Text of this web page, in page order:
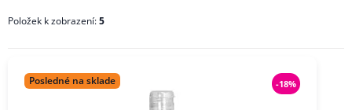
CENA
ZNAČKA
Položek k zobrazení:5
Posledné na sklade -18%